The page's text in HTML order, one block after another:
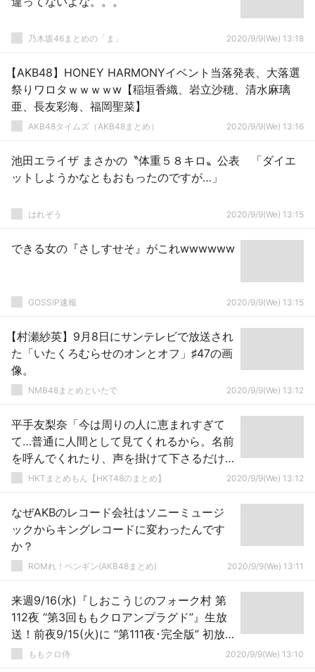
乃木坂46まとめの「ま」 2020/9/9(We) 13:18
【AKB48】HONEY HARMONYイベント当落発表、大落選
祭りワロタｗｗｗｗw【稲垣香織、岩立沙穂、清水麻璃
亜、長友彩海、福岡聖菜】
AKB48タイムズ（AKB48まとめ） 2020/9/9(We) 13:16
池田エライザ まさかの〝体重５８キロ〟公表 「ダイエ
ットしようかなともおもったのですが…」
はれぞう 2020/9/9(We) 13:15
できる女の『さしすせそ』がこれwwwwww
GOSSIP速報 2020/9/9(We) 13:15
【村瀬紗英】9月8日にサンテレビで放送され
た「いたくろむらせのオンとオフ」♯47の画
像。
NMB48まとめといたで 2020/9/9(We) 13:12
平手友梨奈「今は周りの人に恵まれすぎて
て…普通に人間として見てくれるから。名前
を呼んでくれたり、声を掛けて下さるだけ
で嬉しい」
HKTまとめもん【HKT48のまとめ】 2020/9/9(We) 13:12
なぜAKBのレコード会社はソニーミュージ
ックからキングレコードに変わったんです
か？
ROMれ！ペンギン(AKB48まとめ) 2020/9/9(We) 13:11
来週9/16(水)『しおこうじのフォーク村 第
112夜 “第3回ももクロアンプラグド”』生放
送！前夜9/15(火)に “第111夜･完全版” 初放
送！ももクロ侍 2020/9/9(We) 13:10